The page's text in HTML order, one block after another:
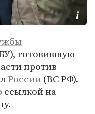
готовившую
против
России (ВС РФ).
ссылкой на